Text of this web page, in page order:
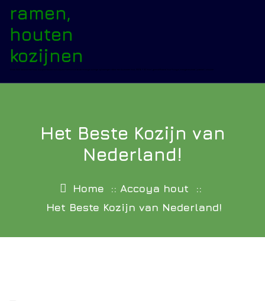
Sinds 1926 bekend met hout, kozijnen-deuren-schuifpuien-harmonica deuren-energie zuinige oplossingen alles met duurzaam hout, 100% FSC hout | gemodificeerd hout Accoya | energieneutraal | passief | circulair
Het Beste Kozijn van
Nederland!
Home :: Accoya hout ::
Het Beste Kozijn van Nederland!